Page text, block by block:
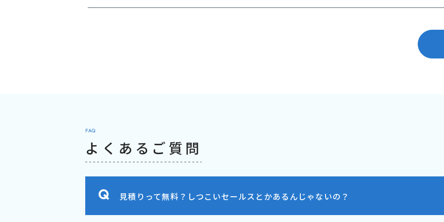
FAQ
よくあるご質問
見積りって無料？しつこいセールスとかあるんじゃないの？